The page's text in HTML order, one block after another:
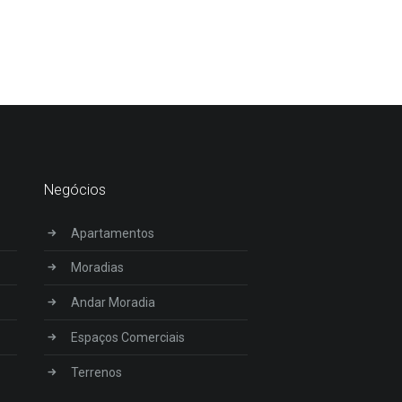
Negócios
Apartamentos
Moradias
Andar Moradia
Espaços Comerciais
Terrenos